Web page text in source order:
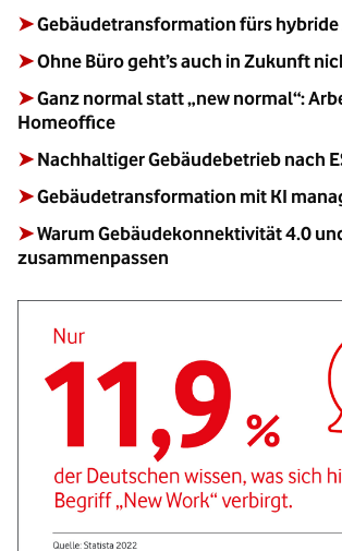
➤Gebäudetransformation fürs hybride
➤Ohne Büro geht’s auch in Zukunft
➤Ganz normal statt „new normal“:
Homeoffice
➤ Nachhaltiger Gebäudebetrieb nach
➤Gebäudetransformation mit KI
➤Warum Gebäudekonnektivität 4.0
zusammenpassen
Bild vergrößern: